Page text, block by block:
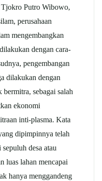
Putro Wibowo,
perusahaan
mengembangkan
dengan cara-
pengembangan
dilakukan dengan
sebagai salah
ekonomi
inti-plasma. Kata
dipimpinnya telah
desa atau
luas lahan mencapai
hanya menggandeng